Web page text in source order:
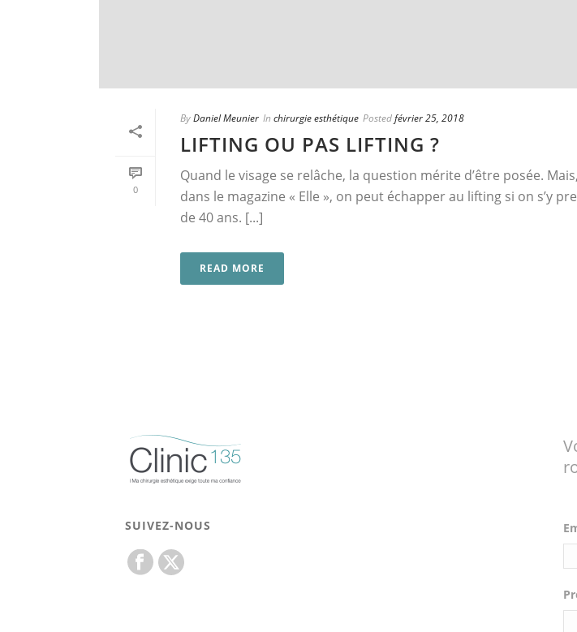
0
ByDaniel Meunier In chirurgie esthétique Postedfévrier 25, 2018
LIFTING OU PAS LIFTING ?
Quand le visage se relâche, la question mérite d’être posée.
dans le magazine « Elle », on peut échapper au lifting si on s’y
de 40 ans. [...]
READ MORE
SUIVEZ-NOUS